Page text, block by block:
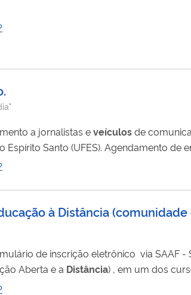
a jornalistas eveículosde
Santo (UFES). Agendamento de
à Distância (comunidade
via SAAF - Sistema Acadêmico,
Aberta e a Distância) , em um dos
Federal de Viçosa), por meio